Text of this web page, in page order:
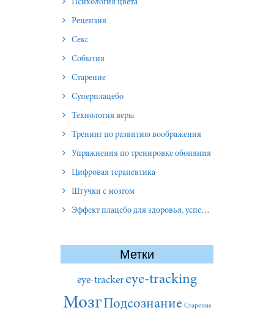
Психология цвета
Рецензия
Секс
События
Старение
Суперплацебо
Технология веры
Тренинг по развитию воображения
Упражнения по тренировке обоняния
Цифровая терапевтика
Штучки с мозгом
Эффект плацебо для здоровья, успеха и отношений
Метки
eye-tracker eye-tracking
МозгПодсознание Старение